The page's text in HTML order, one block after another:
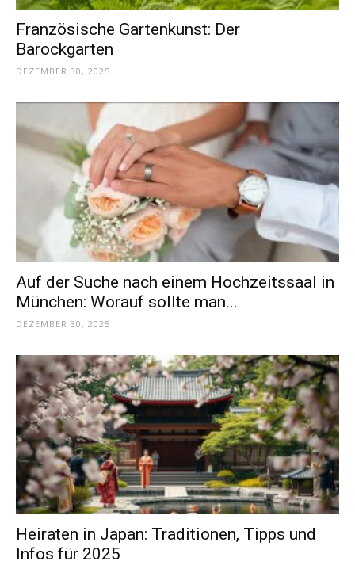
Französische Gartenkunst: Der
Barockgarten
DEZEMBER 30, 2025
Auf der Suche nach einem Hochzeitssaal in
München: Worauf sollte man...
DEZEMBER 30, 2025
Heiraten in Japan: Traditionen, Tipps und
Infos für 2025